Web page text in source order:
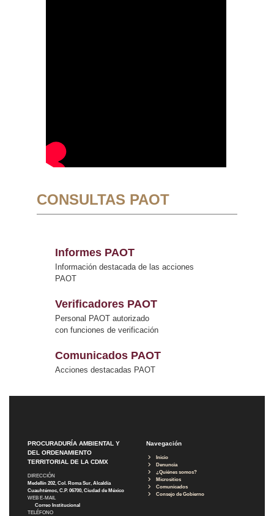
CONSULTAS PAOT
Informes PAOT
Información destacada de las acciones
PAOT
Verificadores PAOT
Personal PAOT autorizado
con funciones de verificación
Comunicados PAOT
Acciones destacadas PAOT
PROCURADURÍA AMBIENTAL Y
DEL ORDENAMIENTO
TERRITORIAL DE LA CDMX
DIRECCIÓN
Medellín 202, Col. Roma Sur, Alcaldía
Cuauhtémoc, C.P. 06700, Ciudad de México
WEB E-MAIL
Correo Institucional
TELÉFONO
Navegación
Inicio
Denuncia
¿Quiénes somos?
Micrositios
Comunicados
Consejo de Gobierno